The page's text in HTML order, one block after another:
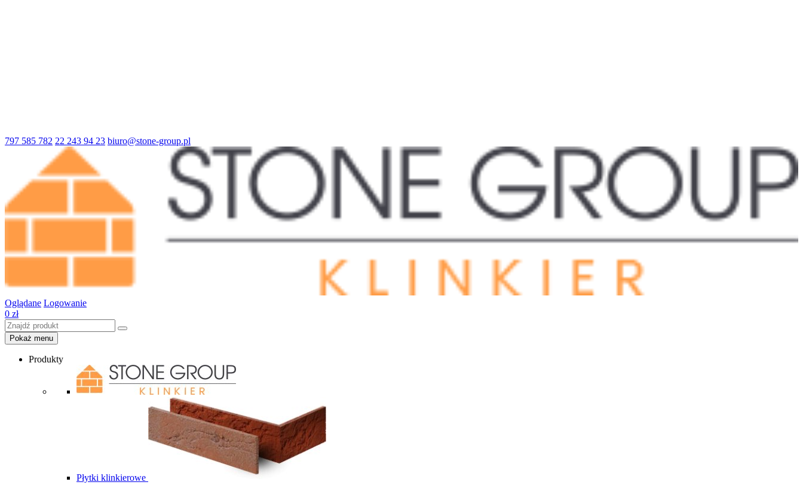
797 585 782 22 243 94 23 biuro@stone-group.pl
Oglądane Logowanie
0 zł
Pokaż menu
Produkty
Płytki klinkierowe